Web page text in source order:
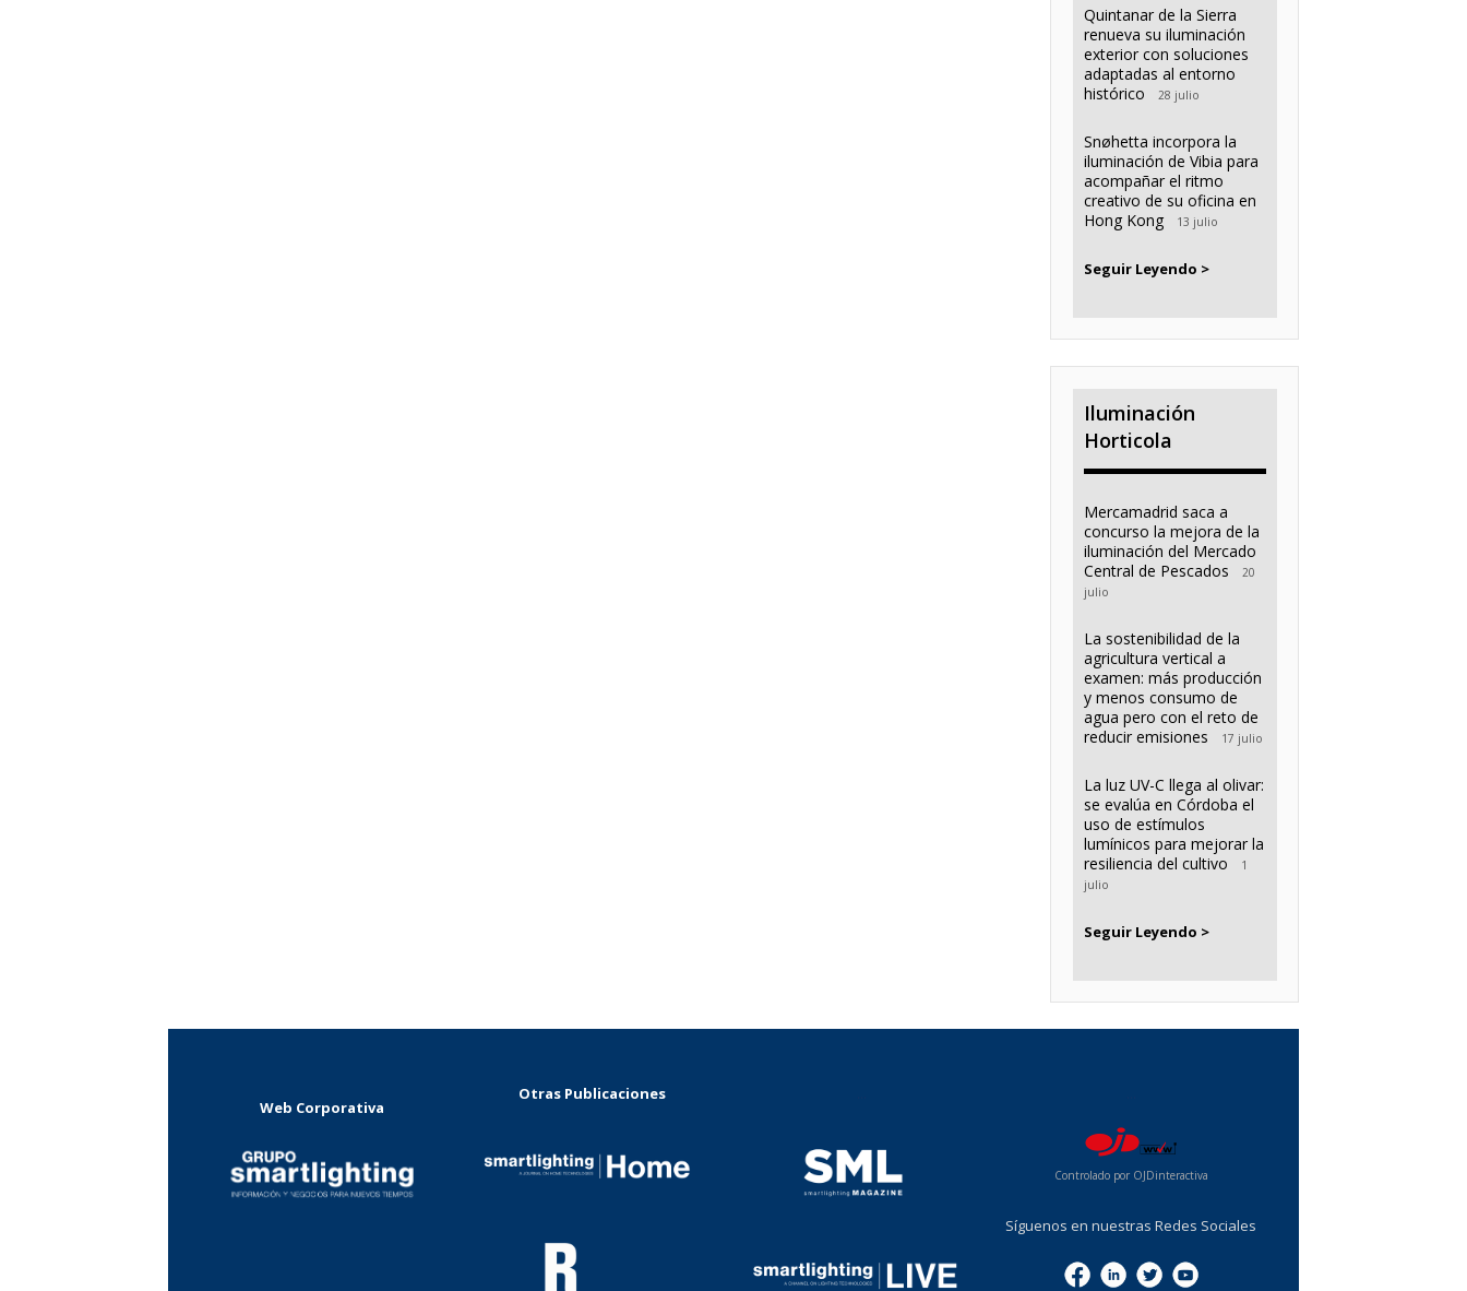
Quintanar de la Sierra
renueva su iluminación
exterior con soluciones
adaptadas al entorno
histórico
28 julio
Snøhetta incorpora la
iluminación de Vibia para
acompañar el ritmo
creativo de su oficina en
Hong Kong
13 julio
Seguir Leyendo >
Iluminación
Horticola
Mercamadrid saca a
concurso la mejora de la
iluminación del Mercado
Central de Pescados
20
julio
La sostenibilidad de la
agricultura vertical a
examen: más producción
y menos consumo de
agua pero con el reto de
reducir emisiones
17 julio
La luz UV-C llega al olivar:
se evalúa en Córdoba el
uso de estímulos
lumínicos para mejorar la
resiliencia del cultivo
1
julio
Seguir Leyendo >
Web Corporativa
Otras Publicaciones
Controlado por OJDinteractiva
Síguenos en nuestras Redes Sociales